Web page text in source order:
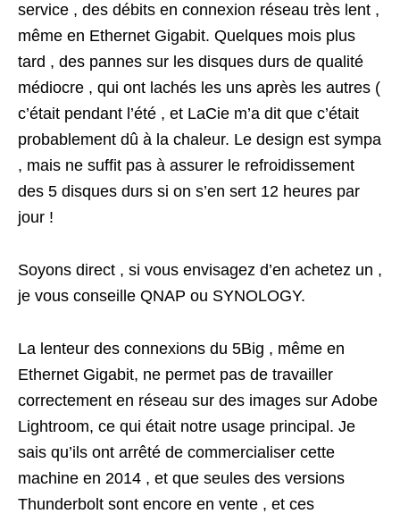
service , des débits en connexion réseau très lent ,
même en Ethernet Gigabit. Quelques mois plus
tard , des pannes sur les disques durs de qualité
médiocre , qui ont lachés les uns après les autres (
c’était pendant l’été , et LaCie m’a dit que c’était
probablement dû à la chaleur. Le design est sympa
, mais ne suffit pas à assurer le refroidissement
des 5 disques durs si on s’en sert 12 heures par
jour !
Soyons direct , si vous envisagez d’en achetez un ,
je vous conseille QNAP ou SYNOLOGY.
La lenteur des connexions du 5Big , même en
Ethernet Gigabit, ne permet pas de travailler
correctement en réseau sur des images sur Adobe
Lightroom, ce qui était notre usage principal. Je
sais qu’ils ont arrêté de commercialiser cette
machine en 2014 , et que seules des versions
Thunderbolt sont encore en vente , et ces